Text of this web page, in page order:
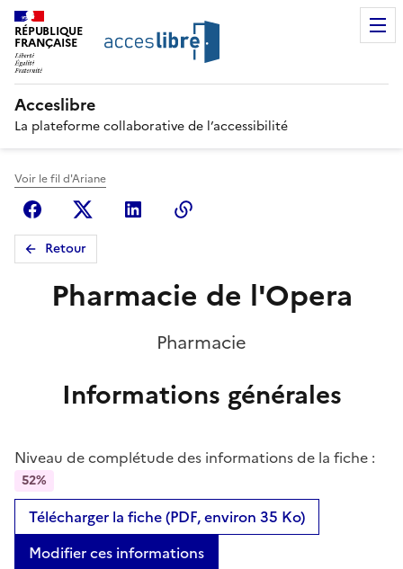
RÉPUBLIQUE
FRANÇAISE
Acceslibre
La plateforme collaborative de l’accessibilité
Voir le fil d'Ariane
FacebookX (anciennement Twitter)
Linkedin
Retour
Pharmacie de l'Opera
Pharmacie
Informations générales
Niveau de complétude des informations de la fiche :
52%
Télécharger la fiche (PDF, environ 35 Ko)
Modifier ces informations